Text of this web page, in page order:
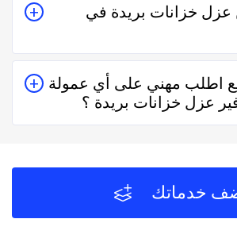
والشركات يتم تقييمهم من عملاء
جودة الخدمة.
خزانات بريدة في
خزانات بريدة في موقعنا من خلال
المهنة وإختيار الفني الأقرب إليك
اطلب مهني يعتمد على تقييم الفنيين
بعد كل زيارة لهم.
اطلب مهني على أي عمولة
عزل خزانات بريدة ؟
خدماتك